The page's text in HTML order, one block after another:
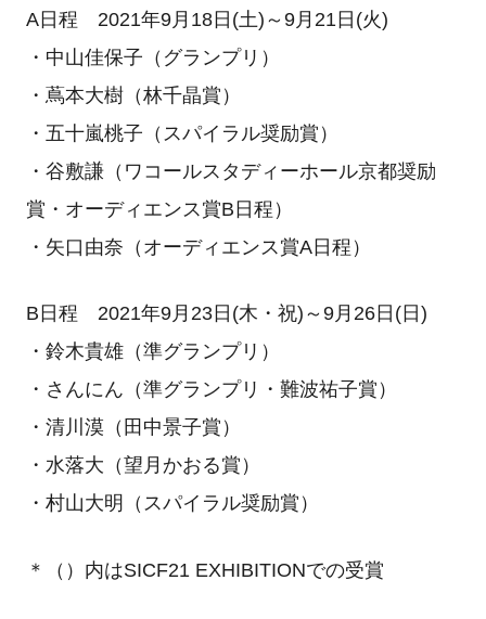
A日程 2021年9月18日(土)～9月21日(火)
・中山佳保子（グランプリ）
・蔦本大樹（林千晶賞）
・五十嵐桃子（スパイラル奨励賞）
・谷敷謙（ワコールスタディーホール京都奨励
賞・オーディエンス賞B日程）
・矢口由奈（オーディエンス賞A日程）
B日程 2021年9月23日(木・祝)～9月26日(日)
・鈴木貴雄（準グランプリ）
・さんにん（準グランプリ・難波祐子賞）
・清川漠（田中景子賞）
・水落大（望月かおる賞）
・村山大明（スパイラル奨励賞）
＊（）内はSICF21 EXHIBITIONでの受賞